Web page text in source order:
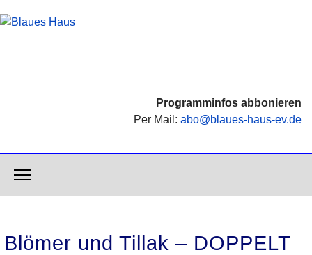
Programminfos abbonieren
Per Mail: abo@blaues-haus-ev.de
Blömer und Tillak – DOPPELT